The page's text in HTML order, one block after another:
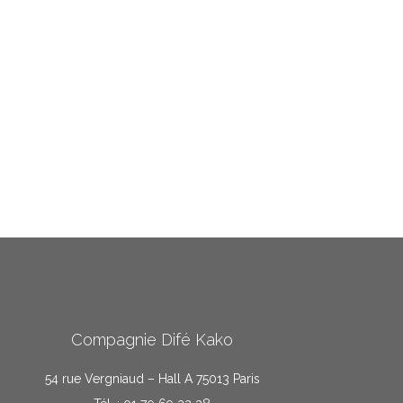
Compagnie Difé Kako
54 rue Vergniaud – Hall A 75013 Paris